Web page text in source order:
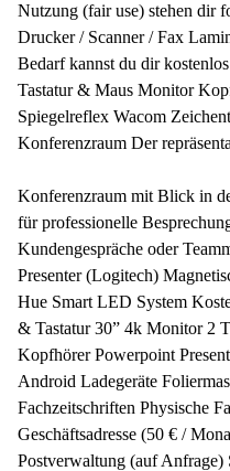
Nutzung (fair use) stehen dir
Drucker / Scanner / Fax
Bedarf kannst du dir
Tastatur & Maus Monitor
Spiegelreflex Wacom
Konferenzraum Der
Konferenzraum mit Blick in
für professionelle
Kundengespräche oder
Presenter (Logitech)
Hue Smart LED System
& Tastatur 30” 4k Monitor 2
Kopfhörer Powerpoint
Android Ladegeräte
Fachzeitschriften Physische
Geschäftsadresse (50 € /
Postverwaltung (auf